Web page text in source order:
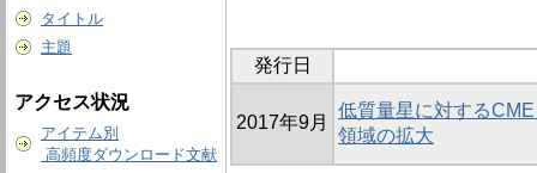
タイトル
主題
アクセス状況
アイテム別
高頻度ダウンロード文献
発行日
2017年9月
低質量星に対する
領域の拡大